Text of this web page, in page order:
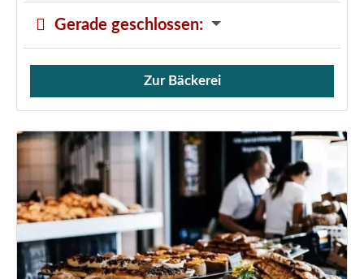
Gerade geschlossen:
Verkauf von Brötchen,
Zur Bäckerei